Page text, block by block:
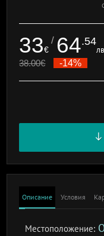
33€
/ 64.54
38.00€ -14%
Описание Условия
Местоположение: